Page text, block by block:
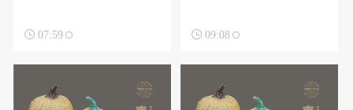
 07:59  09:08